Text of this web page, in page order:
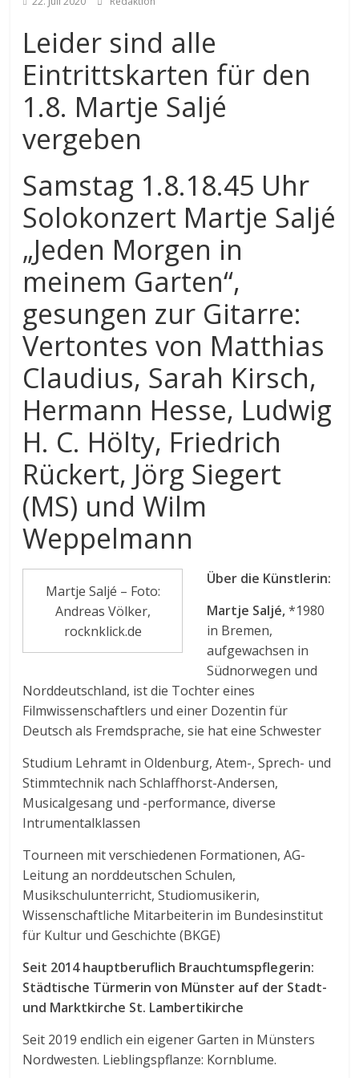
Leider sind alle
Eintrittskarten für den
1.8. Martje Saljé
vergeben
Samstag 1.8.18.45 Uhr
Solokonzert Martje Saljé
„Jeden Morgen in
meinem Garten“,
gesungen zur Gitarre:
Vertontes von Matthias
Claudius, Sarah Kirsch,
Hermann Hesse, Ludwig
H. C. Hölty, Friedrich
Rückert, Jörg Siegert
(MS) und Wilm
Weppelmann
Martje Saljé – Foto:
Andreas Völker,
rocknklick.de
Über die Künstlerin:
Martje Saljé,*1980
in Bremen,
aufgewachsen in
Südnorwegen und
Norddeutschland, ist die Tochter eines
Filmwissenschaftlers und einer Dozentin für
Deutsch als Fremdsprache, sie hat eine Schwester
Studium Lehramt in Oldenburg, Atem-, Sprech- und
Stimmtechnik nach Schlaffhorst-Andersen,
Musicalgesang und -performance, diverse
Intrumentalklassen
Tourneen mit verschiedenen Formationen, AG-
Leitung an norddeutschen Schulen,
Musikschulunterricht, Studiomusikerin,
Wissenschaftliche Mitarbeiterin im Bundesinstitut
für Kultur und Geschichte (BKGE)
Seit 2014 hauptberuflich Brauchtumspflegerin:
Städtische Türmerin von Münster auf der Stadt-
und Marktkirche St. Lambertikirche
Seit 2019 endlich ein eigener Garten in Münsters
Nordwesten. Lieblingspflanze: Kornblume.